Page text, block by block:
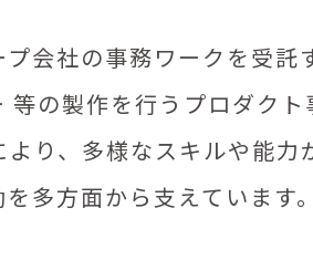
会社の事務ワークを受託
の製作を行うプロダク
り、多様なスキルや能力
多方面から支えています。